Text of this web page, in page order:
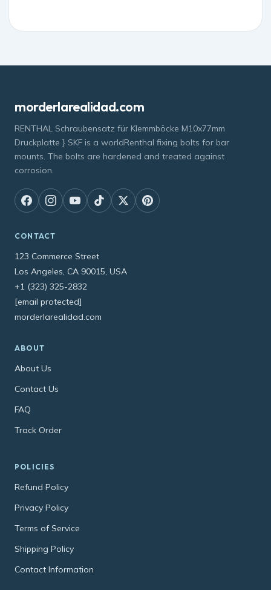
morderlarealidad.com
RENTHAL Schraubensatz für Klemmböcke M10x77mm
Druckplatte } SKF is a worldRenthal fixing bolts for bar
mounts. The bolts are hardened and treated against
corrosion.
CONTACT
123 Commerce Street
Los Angeles, CA 90015, USA
+1 (323) 325-2832
[email protected]
morderlarealidad.com
ABOUT
About Us
Contact Us
FAQ
Track Order
POLICIES
Refund Policy
Privacy Policy
Terms of Service
Shipping Policy
Contact Information